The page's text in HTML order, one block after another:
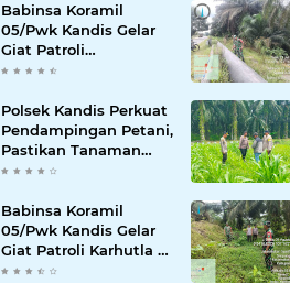
Babinsa Koramil
05/Pwk Kandis Gelar
Giat Patroli
Pengamanan Line
Kandis Kandis
Polsek Kandis Perkuat
Pendampingan Petani,
Pastikan Tanaman
Jagung Tumbuh
Swasembada Pangan
Nasional
Babinsa Koramil
05/Pwk Kandis Gelar
Giat Patroli Karhutla di
Wilayah Kelurahan